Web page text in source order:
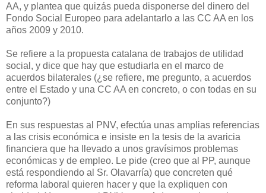
AA, y plantea que quizás pueda disponerse del dinero del
Fondo Social Europeo para adelantarlo a las CC AA en los
años 2009 y 2010.
Se refiere a la propuesta catalana de trabajos de utilidad
social, y dice que hay que estudiarla en el marco de
acuerdos bilaterales (¿se refiere, me pregunto, a acuerdos
entre el Estado y una CC AA en concreto, o con todas en su
conjunto?)
En sus respuestas al PNV, efectúa unas amplias referencias
a las crisis económica e insiste en la tesis de la avaricia
financiera que ha llevado a unos gravísimos problemas
económicas y de empleo. Le pide (creo que al PP, aunque
está respondiendo al Sr. Olavarría) que concreten qué
reforma laboral quieren hacer y que la expliquen con